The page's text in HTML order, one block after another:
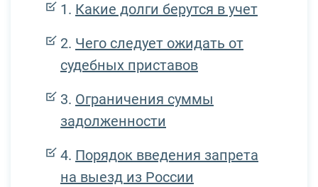
Какие долги берутся в учет
Чего следует ожидать от
судебных приставов
Ограничения суммы
задолженности
Порядок введения запрета
на выезд из России